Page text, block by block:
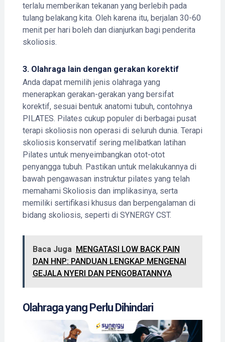
terlalu memberikan tekanan yang berlebih pada
tulang belakang kita. Oleh karena itu, berjalan 30-60
menit per hari boleh dan dianjurkan bagi penderita
skoliosis.
3. Olahraga lain dengan gerakan korektif
Anda dapat memilih jenis olahraga yang
menerapkan gerakan-gerakan yang bersifat
korektif, sesuai bentuk anatomi tubuh, contohnya
PILATES. Pilates cukup populer di berbagai pusat
terapi skoliosis non operasi di seluruh dunia. Terapi
skoliosis konservatif sering melibatkan latihan
Pilates untuk menyeimbangkan otot-otot
penyangga tubuh. Pastikan untuk melakukannya di
bawah pengawasan instruktur pilates yang telah
memahami Skoliosis dan implikasinya, serta
memiliki sertifikasi khusus dan berpengalaman di
bidang skoliosis, seperti di SYNERGY CST.
Baca Juga MENGATASI LOW BACK PAIN
DAN HNP: PANDUAN LENGKAP MENGENAI
GEJALA NYERI DAN PENGOBATANNYA
Olahraga yang Perlu Dihindari